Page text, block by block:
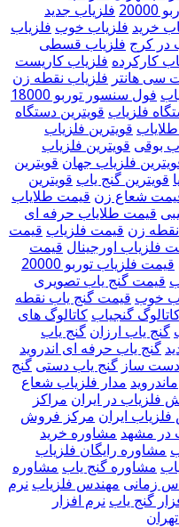
فلزیاب جدید
خرید فلزیاب خوب فلزیاب
در کرج فلزیاب قسطی
کارکرده فلزیاب کاریست
سی هانتر فلزیاب نقطه زن
فول سنسور توربو 18000
فلزیاب قویترین دستگاه
قویترین فلزیاب
بوقی قویترین فلزیاب
فلزیاب جهان قویترین
قویترین گنج یاب قویترین
شعاع زن قیمت طلایاب
قیمت طلایاب حرفه ای
زن قیمت فلزیاب قیمت
فلزیاب اورجینال قیمت
قیمت فلزیاب توربو 20000
قیمت گنج یاب تصویری
خوب قیمت گنج یاب نقطه
گنجیاب کاتالوگ های
گنج یاب ارزان گنج یاب
گنج یاب حرفه ای اندروید
دست ساز گنج یاب دستی گنج
ماندروید مدار فلزیاب شعاع
فلزیاب در ایران مراکز
ایران مرکز فروش
در مشهد مشاوره خرید
مشاوره رایگان فلزیاب
مشاوره گنج یاب مشاوره
زمانی مهندس فلزیاب نرم
گنج یاب نرم افزار